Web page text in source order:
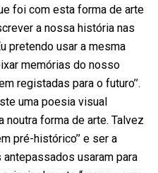
foi com esta forma de arte
a nossa história nas
pretendo usar a mesma
memórias do nosso
registadas para o futuro’’.
uma poesia visual
forma de arte. Talvez
pré-histórico’’ e ser a
usaram para